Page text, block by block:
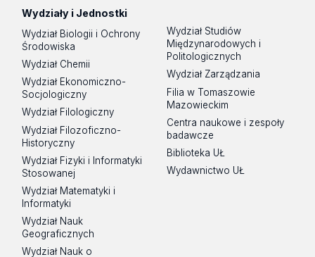
Wydziały i Jednostki
Wydział Biologii i Ochrony
Środowiska
Wydział Chemii
Wydział Ekonomiczno-
Socjologiczny
Wydział Filologiczny
Wydział Filozoficzno-
Historyczny
Wydział Fizyki i Informatyki
Stosowanej
Wydział Matematyki i
Informatyki
Wydział Nauk
Geograficznych
Wydział Nauk o
Wydział Studiów
Międzynarodowych i
Politologicznych
Wydział Zarządzania
Filia w Tomaszowie
Mazowieckim
Centra naukowe i zespoły
badawcze
Biblioteka UŁ
Wydawnictwo UŁ